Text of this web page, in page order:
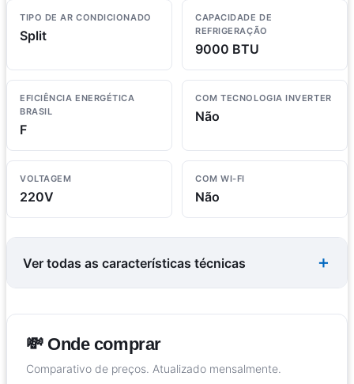
TIPO DE AR CONDICIONADO
Split
CAPACIDADE DE
REFRIGERAÇÃO
9000 BTU
EFICIÊNCIA ENERGÉTICA
BRASIL
F
COM TECNOLOGIA INVERTER
Não
VOLTAGEM
220V
COM WI-FI
Não
Ver todas as características técnicas
💸 Onde comprar
Comparativo de preços. Atualizado mensalmente.